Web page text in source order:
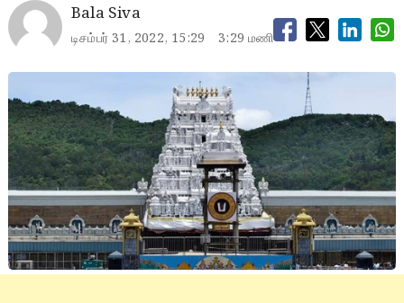
Bala Siva
டிசம்பர் 31, 2022, 15:29 3:29 மணி